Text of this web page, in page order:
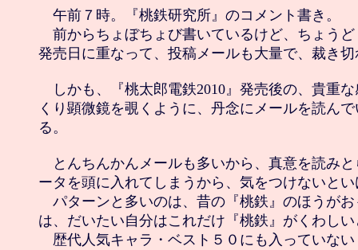
午前７時。『桃鉄研究所』のコメント書き。
前からちょぼちょび書いているけど、ちょうど
発売日に重なって、投稿メールも大量で、裁き
しかも、『桃太郎電鉄2010』発売後の、貴重
くり顕微鏡を覗くように、丹念にメールを読ん
る。
とんちんかんメールも多いから、真意を読み
ータを頭に入れてしまうから、気をつけないと
パターンと多いのは、昔の『桃鉄』のほうが
は、だいたい自分はこれだけ『桃鉄』がくわし
歴代人気キャラ・ベスト５０にも入っていな